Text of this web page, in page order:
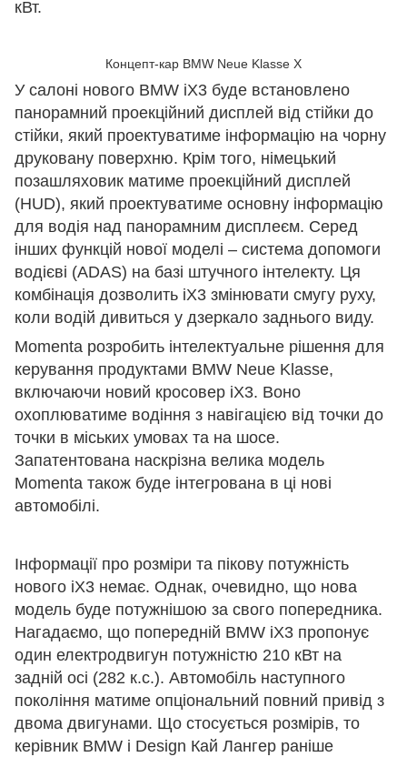
кВт.
Концепт-кар BMW Neue Klasse X
У салоні нового BMW iX3 буде встановлено
панорамний проекційний дисплей від стійки до
стійки, який проектуватиме інформацію на чорну
друковану поверхню. Крім того, німецький
позашляховик матиме проекційний дисплей
(HUD), який проектуватиме основну інформацію
для водія над панорамним дисплеєм. Серед
інших функцій нової моделі – система допомоги
водієві (ADAS) на базі штучного інтелекту. Ця
комбінація дозволить iX3 змінювати смугу руху,
коли водій дивиться у дзеркало заднього виду.
Momenta розробить інтелектуальне рішення для
керування продуктами BMW Neue Klasse,
включаючи новий кросовер iX3. Воно
охоплюватиме водіння з навігацією від точки до
точки в міських умовах та на шосе.
Запатентована наскрізна велика модель
Momenta також буде інтегрована в ці нові
автомобілі.
Інформації про розміри та пікову потужність
нового iX3 немає. Однак, очевидно, що нова
модель буде потужнішою за свого попередника.
Нагадаємо, що попередній BMW iX3 пропонує
один електродвигун потужністю 210 кВт на
задній осі (282 к.с.). Автомобіль наступного
покоління матиме опціональний повний привід з
двома двигунами. Що стосується розмірів, то
керівник BMW i Design Кай Лангер раніше